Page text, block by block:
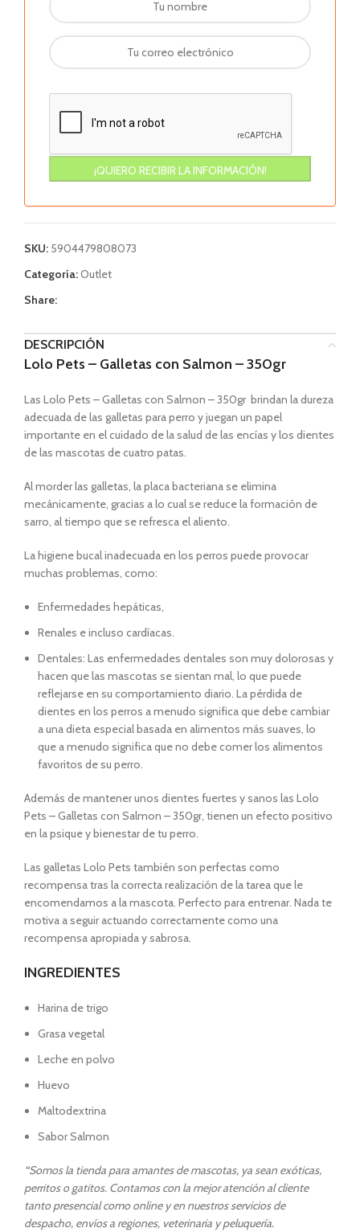
SKU: 5904479808073
Categoría:Outlet
Share:
DESCRIPCIÓN
Lolo Pets – Galletas con Salmon – 350gr
Las Lolo Pets – Galletas con Salmon – 350gr brindan la dureza
adecuada de las galletas para perro y juegan un papel
importante en el cuidado de la salud de las encías y los dientes
de las mascotas de cuatro patas.
Al morder las galletas, la placa bacteriana se elimina
mecánicamente, gracias a lo cual se reduce la formación de
sarro, al tiempo que se refresca el aliento.
La higiene bucal inadecuada en los perros puede provocar
muchas problemas, como:
Enfermedades hepáticas,
Renales e incluso cardíacas.
Dentales: Las enfermedades dentales son muy dolorosas y
hacen que las mascotas se sientan mal, lo que puede
reflejarse en su comportamiento diario. La pérdida de
dientes en los perros a menudo significa que debe cambiar
a una dieta especial basada en alimentos más suaves, lo
que a menudo significa que no debe comer los alimentos
favoritos de su perro.
Además de mantener unos dientes fuertes y sanos las Lolo
Pets – Galletas con Salmon – 350gr, tienen un efecto positivo
en la psique y bienestar de tu perro.
Las galletas Lolo Pets también son perfectas como
recompensa tras la correcta realización de la tarea que le
encomendamos a la mascota. Perfecto para entrenar. Nada te
motiva a seguir actuando correctamente como una
recompensa apropiada y sabrosa.
INGREDIENTES
Harina de trigo
Grasa vegetal
Leche en polvo
Huevo
Maltodextrina
Sabor Salmon
“Somos la tienda para amantes de mascotas, ya sean exóticas,
perritos o gatitos. Contamos con la mejor atención al cliente
tanto presencial como online y en nuestros servicios de
despacho, envíos a regiones, veterinaria y peluquería.